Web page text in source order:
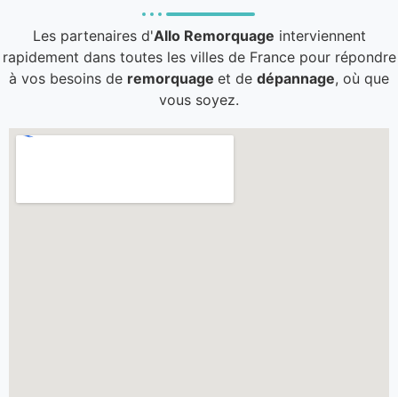
Les partenaires d'Allo Remorquage interviennent
rapidement dans toutes les villes de France pour répondre
à vos besoins de remorquage et de dépannage, où que
vous soyez.